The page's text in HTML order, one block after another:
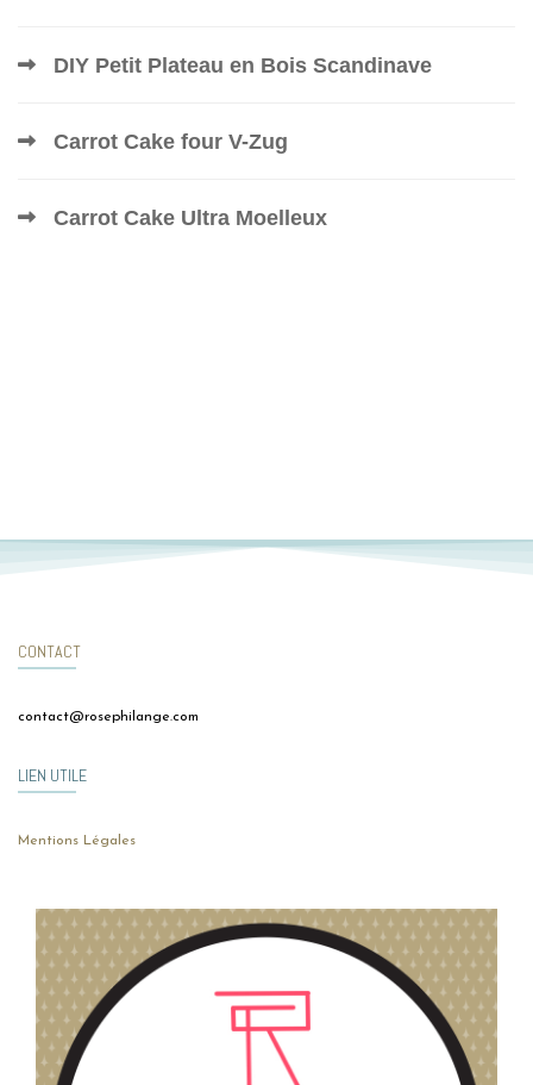
DIY Petit Plateau en Bois Scandinave
Carrot Cake four V-Zug
Carrot Cake Ultra Moelleux
CONTACT
contact@rosephilange.com
LIEN UTILE
Mentions Légales